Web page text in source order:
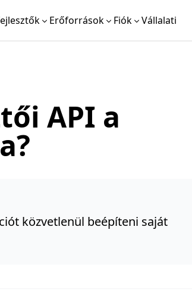
Erőforrások Fiók Vállalati
API a
közvetlenül beépíteni saját